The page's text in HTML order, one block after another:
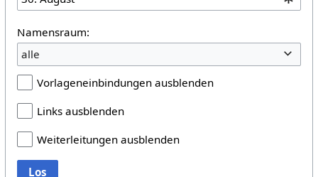
Namensraum:
alle
Vorlageneinbindungen ausblenden
Links ausblenden
Weiterleitungen ausblenden
Los